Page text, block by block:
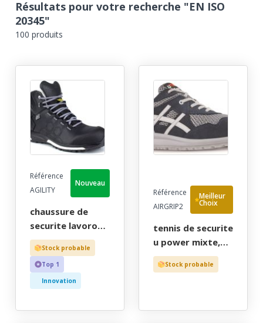
Résultats pour votre recherche "EN ISO
20345"
100 produits
Référence
AGILITY
Nouveau
chaussure de
securite lavoro
mixte, tout
terrain noir
extreme haut,
metal free, esd,
iso 20345 s3 hro
Stock probable
Top 1
Innovation
Référence
AIRGRIP2
Meilleur
Choix
tennis de securite
u power mixte,
running bleu
ultra-souple, aere
src - 35/47
Stock probable